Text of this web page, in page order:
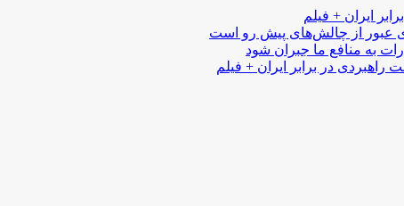
ایران + فیلم
عبور از چالش‌های پیش رو است
به منافع ما جبران شود
راهبردی در برابر ایران + فیلم